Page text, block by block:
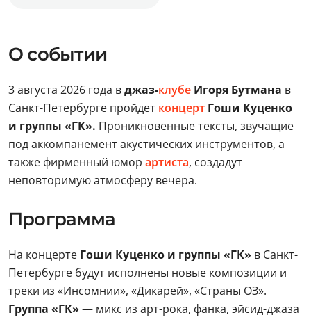
О событии
3 августа 2026 года вджаз-клубе Игоря Бутмана в
Санкт-Петербурге пройдет концерт Гоши Куценко
и группы «ГК». Проникновенные тексты, звучащие
под аккомпанемент акустических инструментов, а
также фирменный юмор артиста, создадут
неповторимую атмосферу вечера.
Программа
На концерте Гоши Куценко и группы «ГК» в Санкт-
Петербурге будут исполнены новые композиции и
треки из «Инсомнии», «Дикарей», «Страны ОЗ».
Группа «ГК» — микс из арт-рока, фанка, эйсид-джаза